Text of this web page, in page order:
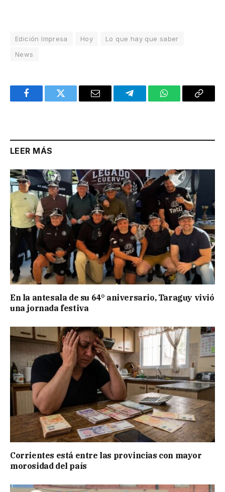
Edición Impresa Hoy
Lo que hay que saber
News
FacebookTwitter Email TelegramWhatsAppCopy
LEER MÁS
En la antesala de su 64° aniversario, Taraguy vivió
una jornada festiva
Corrientes está entre las provincias con mayor
morosidad del país